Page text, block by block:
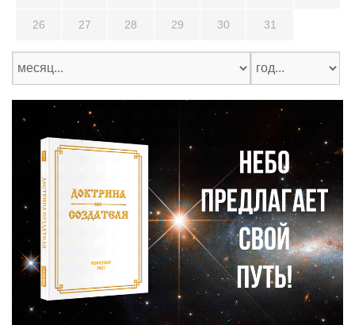
26 27 28 29 30 31